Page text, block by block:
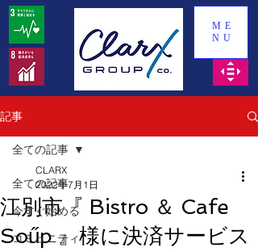
ME
NU
記事
全ての記事
今すぐ始める
コミュニティ
全ての記事
江別市『 Bistro ＆ Cafe
Soűp 』様に決済サービス
CLARX
2022年7月1日